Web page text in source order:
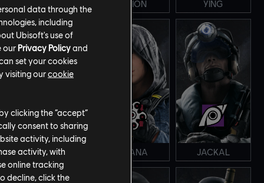
YING
LESION
MIRA
JACKAL
HIBANA
ECHO
data through the
including
Ubisoft's use of
our Privacy Policyand
set your cookies
visiting ourcookie
clicking the “accept”
consent to sharing
activity, including
activity, with
online tracking
decline, click the